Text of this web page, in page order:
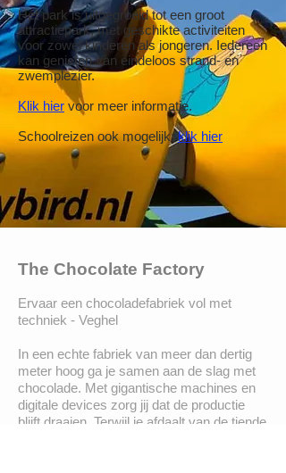
Het park is uitgegroeid tot een groot
attractiepark, met geschikte activiteiten
voor zowel kinderen als jongeren. Iedereen
kan genieten van eindeloos strand- en
zwemplezier.
Klik hier voor meer informatie.
Schoolreizen ook mogelijk:klik hier
The Chocolate Factory
Ervaar een chocoladefabriek vol met
techniek - Veghel
In een echte fabriek van meer dan dertig
meter hoog ga je samen aan de slag met
chocolade. Met gigantische machines en
digitale devices zorg jij dat de productie
blijft draaien. Terwijl je afdaalt van de tiende